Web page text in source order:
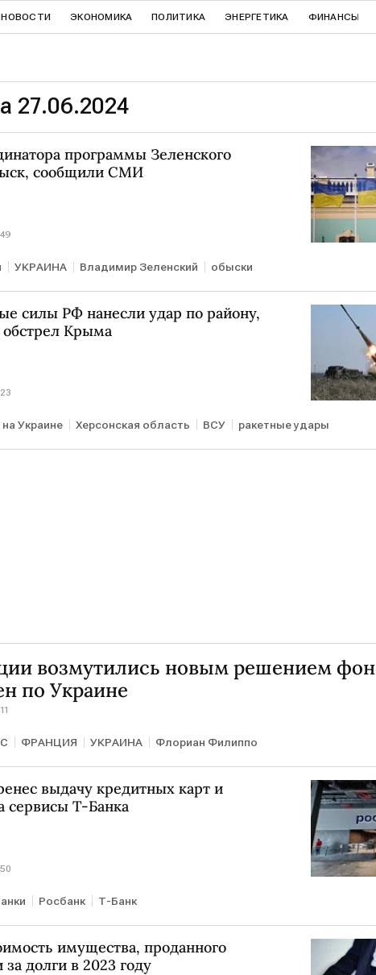
НОВОСТИ ЭКОНОМИКА ПОЛИТИКА ЭНЕРГЕТИКА ФИНАНСЫ
27.06.2024
программы Зеленского
сообщили СМИ
УКРАИНА Владимир Зеленский обыски
силы РФ нанесли удар по району,
Крыма
Украине Херсонская область ВСУ ракетные удары
возмутились новым решением фон
по Украине
ФРАНЦИЯ УКРАИНА Флориан Филиппо
выдачу кредитных карт и
сервисы Т-Банка
Росбанк Т-Банк
имущества, проданного
долги в 2023 году